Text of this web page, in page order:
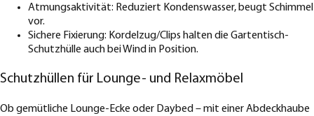
Atmungsaktivität: Reduziert Kondenswasser, beugt Schimmel
vor.
Sichere Fixierung: Kordelzug/Clips halten die Gartentisch-
Schutzhülle auch bei Wind in Position.
Schutzhüllen für Lounge- und Relaxmöbel
Ob gemütliche Lounge-Ecke oder Daybed – mit einer Abdeckhaube